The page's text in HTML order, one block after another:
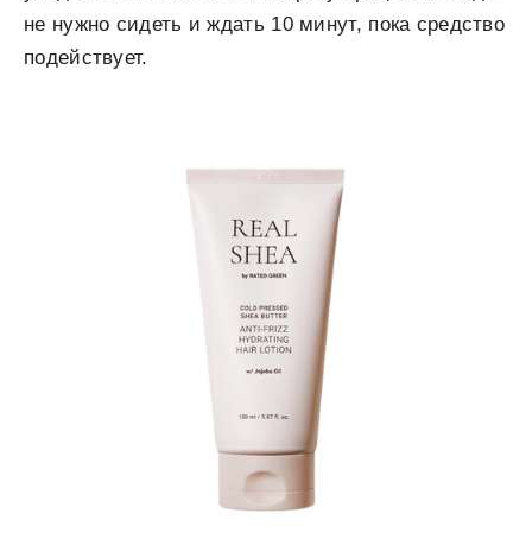
не нужно сидеть и ждать 10 минут, пока средство
подействует.